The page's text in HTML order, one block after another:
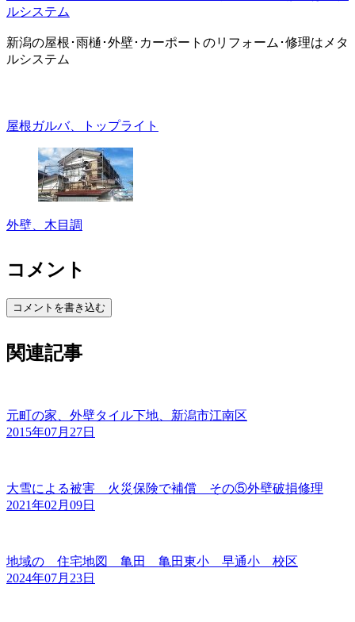
ルシステム
新潟の屋根･雨樋･外壁･カーポートのリフォーム･修理はメタ
ルシステム
屋根ガルバ、トップライト
外壁、木目調
コメント
コメントを書き込む
関連記事
元町の家、外壁タイル下地、新潟市江南区
2015年07月27日
大雪による被害 火災保険で補償 その⑤外壁破損修理
2021年02月09日
地域の 住宅地図 亀田 亀田東小 早通小 校区
2024年07月23日